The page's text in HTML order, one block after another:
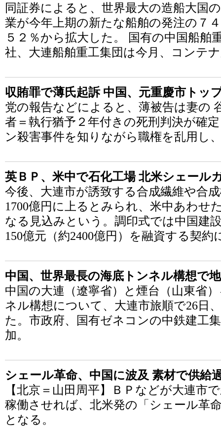
同証券によると、世界最大の造船大国
業が今年上期の新たな船舶の発注の７
５２％から拡大した。 国有の中国船舶
社、大連船舶重工集団は今月、コンテ
収賄罪で薄氏起訴 中国、元重慶市トッ
党の報告などによると、薄被告は妻の
者＝執行猶予２年付きの死刑判決が確
ン殺害事件を知りながら職権を乱用し
英ＢＰ、米中で石化工場 北米シェール
今後、大連市が誘致する合成繊維や合
1700億円に上るとみられ、米中あわせ
なる見込みという。調印式では中国建
150億元（約2400億円）を融資する契約
中国、世界最長の海底トンネル構想で
中国の大連（遼寧省）と煙台（山東省
ネル構想について、大連市旅順で26日
た。市政府、国有ゼネコンの中鉄建工
加。
シェール革命、中国に波及 素材で供給
【北京＝山田周平】ＢＰなどが大連市
稼働させれば、北米発の「シェール革
となる。